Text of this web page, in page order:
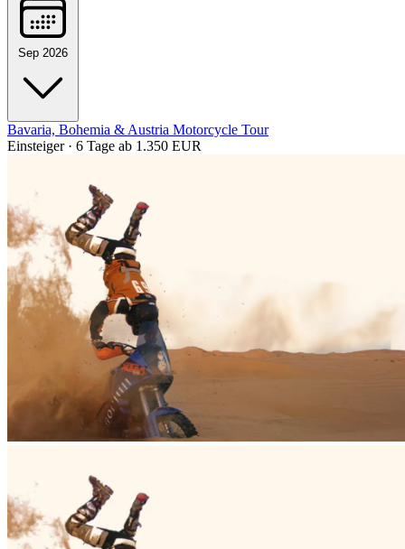
Sep 2026
Bavaria, Bohemia & Austria Motorcycle Tour
Einsteiger · 6 Tage ab 1.350 EUR